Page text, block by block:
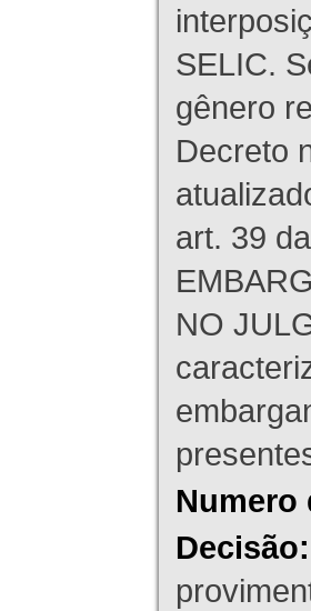
SELIC.
gênero
Decreto
art. 39
NO
Numero
Decisão: